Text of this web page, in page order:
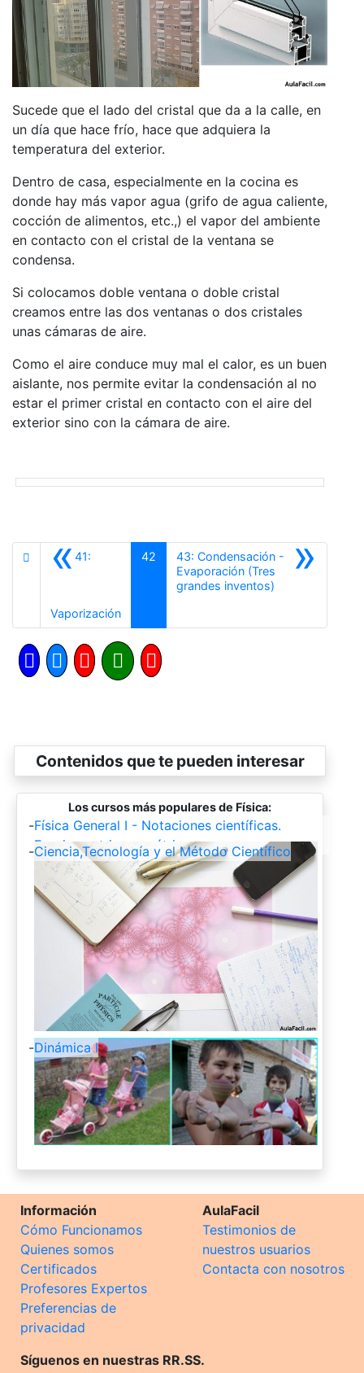
Sucede que el lado del cristal que da a la calle, en
un día que hace frío, hace que adquiera la
temperatura del exterior.
Dentro de casa, especialmente en la cocina es
donde hay más vapor agua (grifo de agua caliente,
cocción de alimentos, etc.,) el vapor del ambiente
en contacto con el cristal de la ventana se
condensa.
Si colocamos doble ventana o doble cristal
creamos entre las dos ventanas o dos cristales
unas cámaras de aire.
Como el aire conduce muy mal el calor, es un buen
aislante, nos permite evitar la condensación al no
estar el primer cristal en contacto con el aire del
exterior sino con la cámara de aire.
«41:
VaporizaciónAnterior
42 »
43: Condensación -
Evaporación (Tres
grandes inventos)
Contenidos que te pueden interesar
Los cursos más populares de Física:
-Física General I - Notaciones científicas.
Funciones trigonométricas
-Ciencia,Tecnología y el Método Científico
-Dinámica I
Información
Cómo Funcionamos
Quienes somos
Certificados
Profesores Expertos
Preferencias de
privacidad
AulaFacil
Testimonios de
nuestros usuarios
Contacta con nosotros
Síguenos en nuestras RR.SS.